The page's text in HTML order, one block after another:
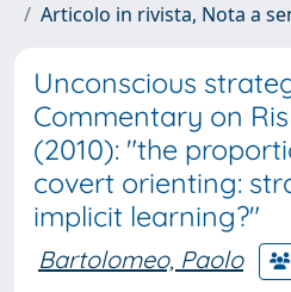
Articolo in rivista, Nota a
Unconscious
Commentary on
(2010): "the
covert orienting:
implicit learning?"
Bartolomeo, Paolo